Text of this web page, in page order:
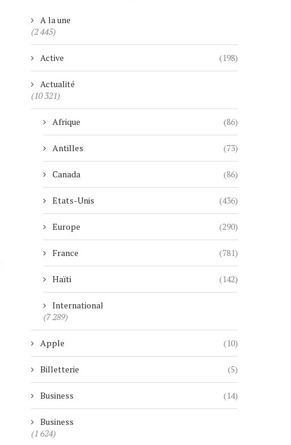
A la une
(2 445)
Active (198)
Actualité
(10 321)
Afrique (86)
Antilles (73)
Canada (86)
Etats-Unis (436)
Europe (290)
France (781)
Haïti (142)
International
(7 289)
Apple (10)
Billetterie (5)
Business (14)
Business
(1 624)